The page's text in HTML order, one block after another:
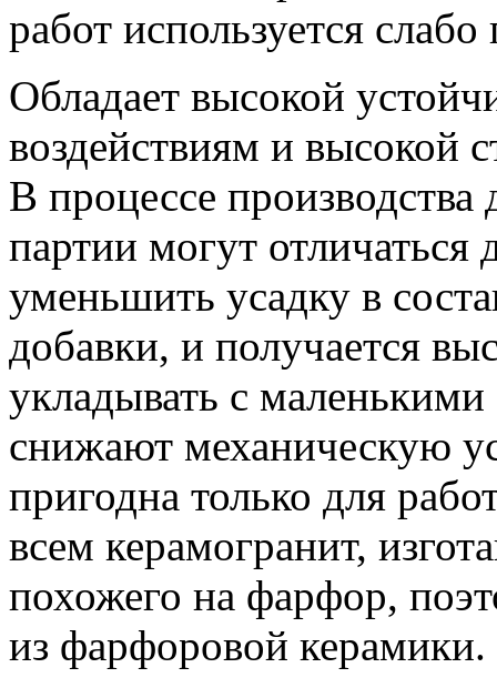
работ используется
Обладает высокой
воздействиям и высокой
В процессе
партии могут
уменьшить усадку в
добавки, и получается
укладывать с
снижают механическую
пригодна только для
всем керамогранит,
похожего на фарфор,
из фарфоровой керамики.